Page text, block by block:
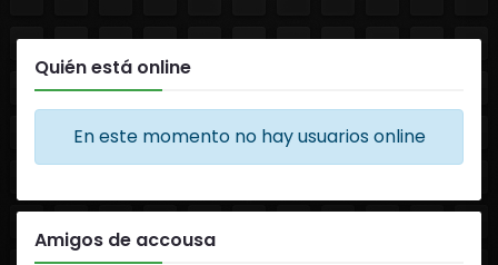
Quién está online
En este momento no hay usuarios online
Amigos de accousa